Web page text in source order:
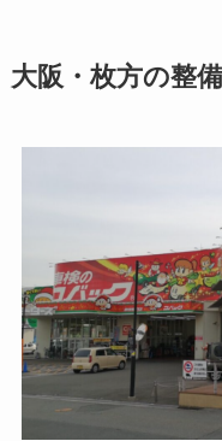
大阪・枚方の整